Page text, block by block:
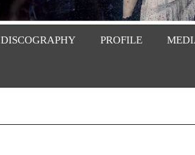
DISCOGRAPHY PROFILE